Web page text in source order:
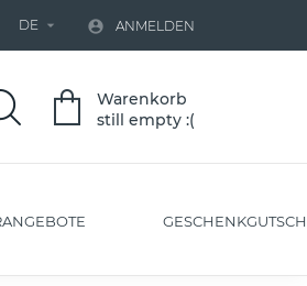
DE   ANMELDEN
Warenkorb
still empty :(